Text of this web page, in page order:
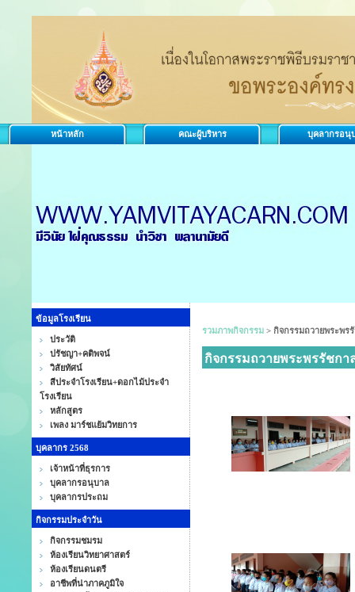
หน้าหลัก คณะผู้บริหาร บุคลากรอนุ
ข้อมูลโรงเรียน
ประวัติ
ปรัชญา+คติพจน์
วิสัยทัศน์
สีประจำโรงเรียน+ดอกไม้ประจำ
โรงเรียน
หลักสูตร
เพลง มาร์ชแย้มวิทยการ
บุคลากร 2568
เจ้าหน้าที่ธุรการ
บุคลากรอนุบาล
บุคลากรประถม
กิจกรรมประจำวัน
กิจกรรมชมรม
ห้องเรียนวิทยาศาสตร์
ห้องเรียนดนตรี
อาชีพที่น่าภาคภูมิใจ
รวมภาพกิจกรรม > กิจกรรมถวายพระพร
กิจกรรมถวายพระพรรัชกา